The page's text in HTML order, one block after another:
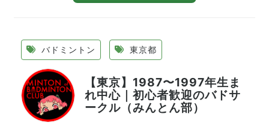
バドミントン 東京都
【東京】1987〜1997年生ま
れ中心｜初心者歓迎のバドサ
ークル（みんとん部）